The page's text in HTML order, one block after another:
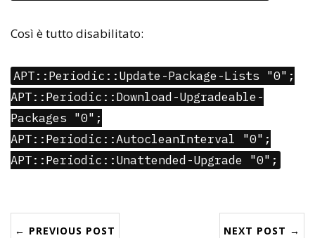
Così è tutto disabilitato:
APT::Periodic::Update-Package-Lists "0";
APT::Periodic::Download-Upgradeable-
Packages "0";
APT::Periodic::AutocleanInterval "0";
APT::Periodic::Unattended-Upgrade "0";
← PREVIOUS POST NEXT POST →